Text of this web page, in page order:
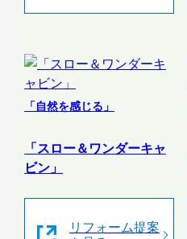
「自然を感じる」
「スロー＆ワンダーキャ
ビン」
リフォーム提案